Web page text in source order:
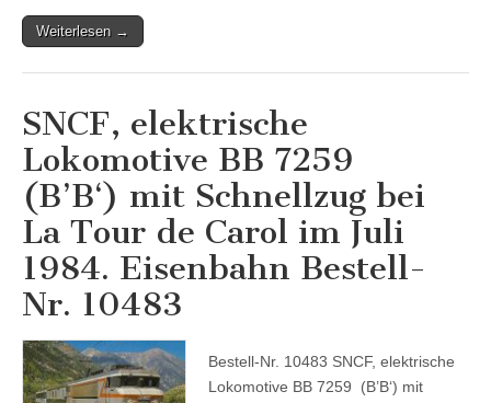
Weiterlesen →
SNCF, elektrische
Lokomotive BB 7259
(B’B‘) mit Schnellzug bei
La Tour de Carol im Juli
1984. Eisenbahn Bestell-
Nr. 10483
Bestell-Nr. 10483 SNCF, elektrische
Lokomotive BB 7259 (B’B‘) mit